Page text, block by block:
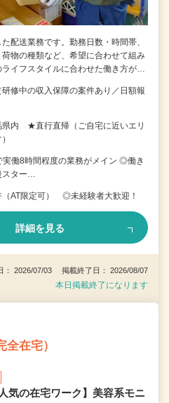
配送業務です。勤務日数・時間帯、
物の種類など、希望に合わせて組み
イフスタイルに合わせた働き方が…
修中の収入保障の案件あり／日額報
県内 ★直行直帰（ご自宅に近いエリ
働8時間程度の業務がメイン ◎働き
スター…
（AT限定可） ◎未経験者大歓迎！
詳細を見る
： 2026/07/03 掲載終了日： 2026/08/07
本日掲載終了になります
在宅）
気の在宅ワーク】美容系モニ